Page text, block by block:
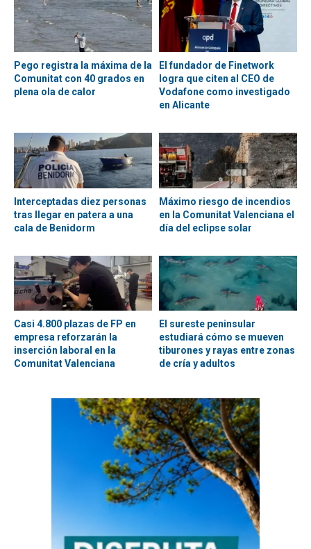
Pego registra la máxima de la
Comunitat con 40 grados en
plena ola de calor
El fundador de Finetwork
logra que citen al CEO de
Vodafone como investigado
en Alicante
Interceptadas diez personas
tras llegar en patera a una
cala de Benidorm
Máximo riesgo de incendios
en la Comunitat Valenciana el
día del eclipse solar
Casi 4.800 plazas de FP en
empresa reforzarán la
inserción laboral en la
Comunitat Valenciana
El sureste peninsular
estudiará cómo se mueven
tiburones y rayas entre zonas
de cría y adultos